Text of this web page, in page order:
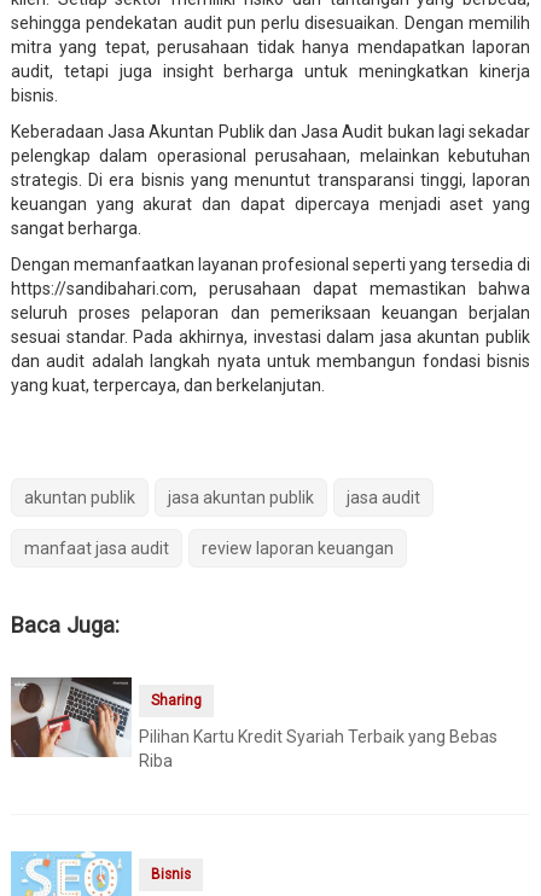
sehingga pendekatan audit pun perlu disesuaikan. Dengan memilih
mitra yang tepat, perusahaan tidak hanya mendapatkan laporan
audit, tetapi juga insight berharga untuk meningkatkan kinerja
bisnis.
Keberadaan Jasa Akuntan Publik dan Jasa Audit bukan lagi sekadar
pelengkap dalam operasional perusahaan, melainkan kebutuhan
strategis. Di era bisnis yang menuntut transparansi tinggi, laporan
keuangan yang akurat dan dapat dipercaya menjadi aset yang
sangat berharga.
Dengan memanfaatkan layanan profesional seperti yang tersedia di
https://sandibahari.com, perusahaan dapat memastikan bahwa
seluruh proses pelaporan dan pemeriksaan keuangan berjalan
sesuai standar. Pada akhirnya, investasi dalam jasa akuntan publik
dan audit adalah langkah nyata untuk membangun fondasi bisnis
yang kuat, terpercaya, dan berkelanjutan.
akuntan publik jasa akuntan publik jasa audit
manfaat jasa audit review laporan keuangan
Baca Juga:
Sharing
Pilihan Kartu Kredit Syariah Terbaik yang Bebas
Riba
Bisnis